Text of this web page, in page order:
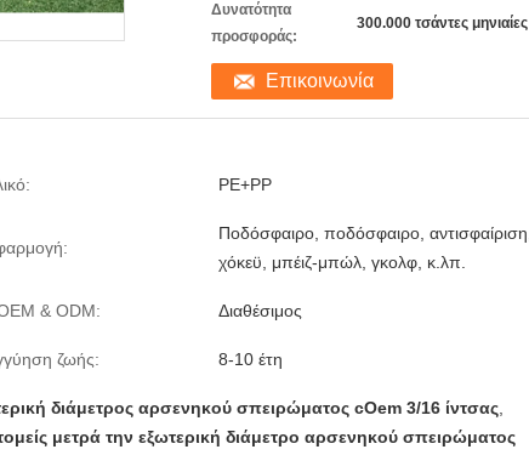
Δυνατότητα
προσφοράς:
300.000 τσάντες μηνιαίες
Επικοινωνία
PE+PP
Ποδόσφαιρο, ποδόσφαιρο, αντισφαίριση,
χόκεϋ, μπέιζ-μπώλ, γκολφ, κ.λπ.
& ODM: Διαθέσιμος
ζωής: 8-10 έτη
διάμετρος αρσενηκού σπειρώματος cOem 3/16 ίντσας
μετρά την εξωτερική διάμετρο αρσενηκού σπειρώματος